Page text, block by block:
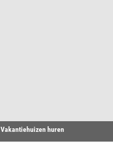
Vakantiehuizen huren